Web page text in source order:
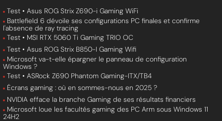
Test • Asus ROG Strix Z690-i Gaming WiFi
Battlefield 6 dévoile ses configurations PC finales et confirme
l'absence de ray tracing
Test • MSI RTX 5060 Ti Gaming TRIO OC
Test • Asus ROG Strix B850-I Gaming Wifi
Microsoft va-t-elle épargner le panneau de configuration
Windows ?
Test • ASRock Z690 Phantom Gaming-ITX/TB4
Écrans gaming : où en sommes-nous en 2025 ?
NVIDIA efface la branche Gaming de ses résultats financiers
Microsoft loue les facultés gaming des PC Arm sous Windows 11
24H2